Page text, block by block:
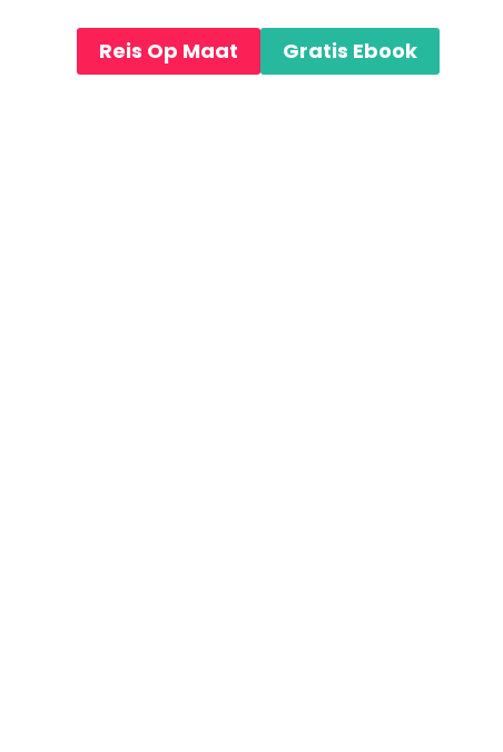
Reis Op Maat Gratis Ebook